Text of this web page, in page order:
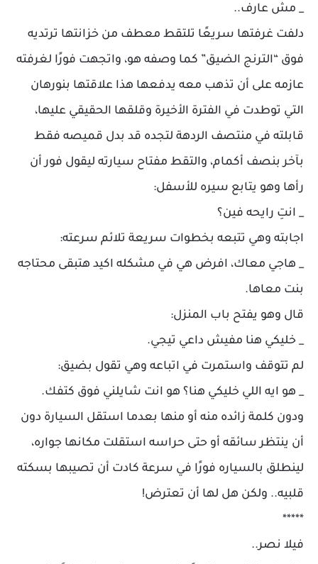
_ مش عارف..
دلفت غرفتها سريعًا تلتقط معطف من خزانتها ترتديه
فوق “الترنج الضيق” كما وصفه هو، واتجهت فورًا لغرفته
عازمه على أن تذهب معه يدفعها هذا علاقتها بنورهان
التي توطدت في الفترة الأخيرة وقلقها الحقيقي عليها،
قابلته في منتصف الردهة لتجده قد بدل قميصه فقط
بآخر بنصف أكمام، والتقط مفتاح سيارته ليقول فور أن
رأها وهو يتابع سيره للأسفل:
_ انتِ رايحه فين؟
اجابته وهي تتبعه بخطوات سريعة تلائم سرعته:
_ هاجي معاك، افرض هي في مشكله اكيد هتبقى محتاجه
بنت معاها.
قال وهو يفتح باب المنزل:
_ خليكي هنا مفيش داعي تيجي.
لم تتوقف واستمرت في اتباعه وهي تقول بضيق:
_ هو ايه اللي خليكي هنا؟ هو انت شايلني فوق كتفك.
ودون كلمة زائده منه أو منها بعدما استقل السيارة دون
أن ينتظر سائقه أو حتى حراسه استقلت مكانها جواره،
لينطلق بالسياره فورًا في سرعة كادت أن تصيبها بسكته
قلبيه.. ولكن هل لها أن تعترض!
*****
فيلا نصر..